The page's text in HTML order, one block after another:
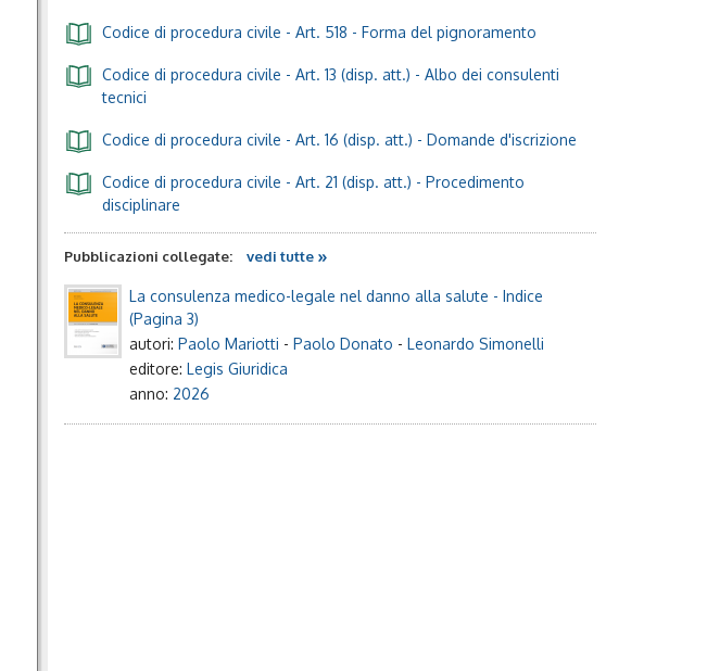
Codice di procedura civile - Art. 518 - Forma del pignoramento
Codice di procedura civile - Art. 13 (disp. att.) - Albo dei consulenti
tecnici
Codice di procedura civile - Art. 16 (disp. att.) - Domande d'iscrizione
Codice di procedura civile - Art. 21 (disp. att.) - Procedimento
disciplinare
Pubblicazioni collegate: vedi tutte »
La consulenza medico-legale nel danno alla salute - Indice
(Pagina 3)
autori: Paolo Mariotti - Paolo Donato - Leonardo Simonelli
editore: Legis Giuridica
anno: 2026